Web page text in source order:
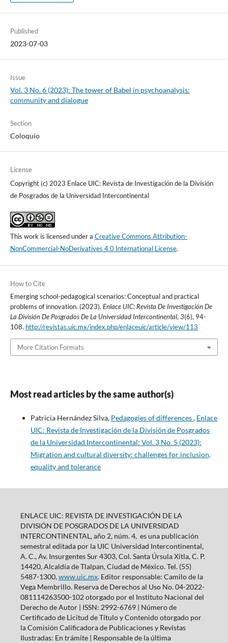
Published
2023-07-03
Issue
Vol. 3 No. 6 (2023): The tower of Babel in psychoanalysis:
community and dialogue
Section
Coloquio
License
Copyright (c) 2023 Enlace UIC: Revista de Investigación de la División
de Posgrados de la Universidad Intercontinental
This work is licensed under a Creative Commons Attribution-
NonCommercial-NoDerivatives 4.0 International License.
How to Cite
Emerging school-pedagogical scenarios: Conceptual and practical
problems of innovation. (2023). Enlace UIC: Revista De Investigación De
La División De Posgrados De La Universidad Intercontinental, 3(6), 94-
108. http://revistas.uic.mx/index.php/enlaceuic/article/view/113
More Citation Formats
Most read articles by the same author(s)
Patricia Hernández Silva, Pedagogies of differences, Enlace
UIC: Revista de Investigación de la División de Posgrados
de la Universidad Intercontinental: Vol. 3 No. 5 (2023):
Migration and cultural diversity: challenges for inclusion,
equality and tolerance
ENLACE UIC: REVISTA DE INVESTIGACIÓN DE LA
DIVISIÓN DE POSGRADOS DE LA UNIVERSIDAD
INTERCONTINENTAL, año 2, núm. 4, es una publicación
semestral editada por la UIC Universidad Intercontinental,
A. C., Av. Insurgentes Sur 4303, Col. Santa Úrsula Xitla, C. P.
14420, Alcaldía de Tlalpan, Ciudad de México. Tel. (55)
5487-1300,www.uic.mx. Editor responsable: Camilo de la
Vega Membrillo. Reserva de Derechos al Uso No. 04-2022-
081114263500-102 otorgado por el Instituto Nacional del
Derecho de Autor | ISSN: 2992-6769 | Número de
Certificado de Licitud de Título y Contenido otorgado por
la Comisión Calificadora de Publicaciones y Revistas
Ilustradas: En trámite | Responsable de la última